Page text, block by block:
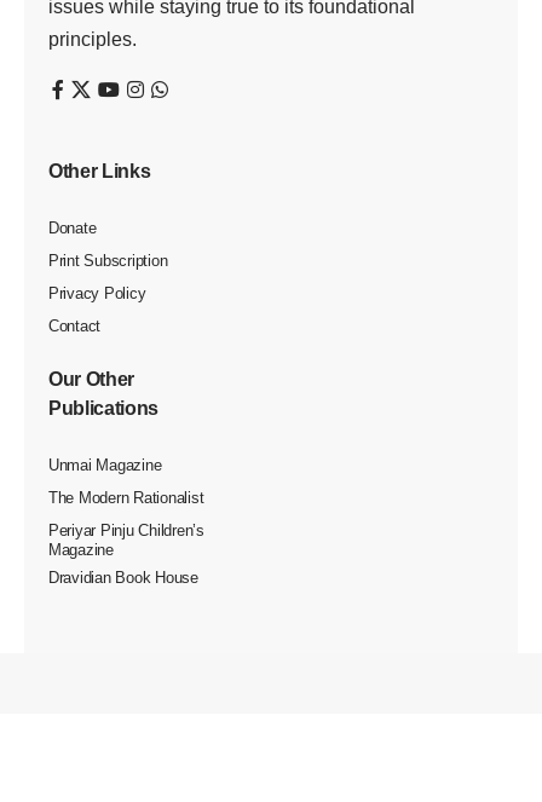
issues while staying true to its foundational
principles.
Other Links
Donate
Print Subscription
Privacy Policy
Contact
Our Other
Publications
Unmai Magazine
The Modern Rationalist
Periyar Pinju Children’s
Magazine
Dravidian Book House